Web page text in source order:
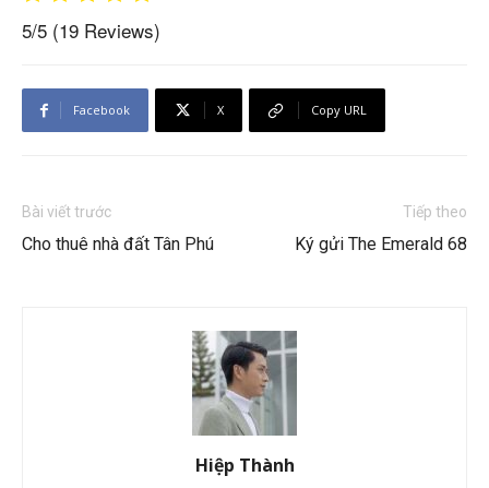
5/5 (19 Reviews)
Facebook X Copy URL
Bài viết trước
Cho thuê nhà đất Tân Phú
Tiếp theo
Ký gửi The Emerald 68
Hiệp Thành